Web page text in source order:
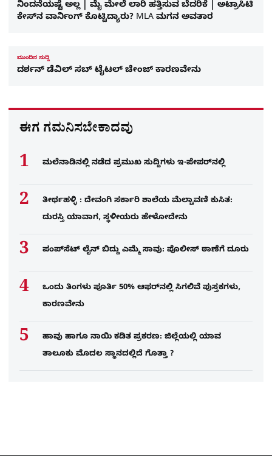
ನಿಂದನೆಯಷ್ಟೆ ಅಲ್ಲ | ಮೈ ಮೇಲೆ ಲಾರಿ ಹತ್ತಿಸುವ ಬೆದರಿಕೆ | ಅಟ್ರಾಸಿಟಿ
ಕೇಸ್‌ನ ವಾರ್ನಿಂಗ್‌ ಕೊಟ್ಟಿದ್ಯಾರು? MLA ಮಗನ ಅವತಾರ
ಮುಂದಿನ ಸುದ್ದಿ
ದರ್ಶನ್ ಡೆವಿಲ್ ಸಬ್ ಟೈಟಲ್ ಚೇಂಜ್ ಕಾರಣವೇನು
ಈಗ ಗಮನಿಸಬೇಕಾದವು
ಮಲೆನಾಡಿನಲ್ಲಿ ನಡೆದ ಪ್ರಮುಖ ಸುದ್ದಿಗಳು ಇ-ಪೇಪರ್​​​​ನಲ್ಲಿ
ತೀರ್ಥಹಳ್ಳಿ : ದೇವಂಗಿ ಸರ್ಕಾರಿ ಶಾಲೆಯ ಮೆಲ್ಚಾವಣಿ ಕುಸಿತ:
ದುರಸ್ತಿ ಯಾವಾಗ, ಸ್ಥಳೀಯರು ಹೇಳೋದೇನು
ಪಂಪ್‌ಸೆಟ್ ಲೈನ್ ಬಿದ್ದು ಎಮ್ಮೆ ಸಾವು: ಪೊಲೀಸ್ ಠಾಣೆಗೆ ದೂರು
ಒಂದು ತಿಂಗಳು ಪೂರ್ತಿ 50% ಆಫರ್​ನಲ್ಲಿ ಸಿಗಲಿವೆ ಪುಸ್ತಕಗಳು,
ಕಾರಣವೇನು
ಹಾವು ಹಾಗೂ ನಾಯಿ ಕಡಿತ ಪ್ರಕರಣ: ಜಿಲ್ಲೆಯಲ್ಲಿ ಯಾವ
ತಾಲೂಕು ಮೊದಲ ಸ್ಥಾನದಲ್ಲಿದೆ ಗೊತ್ತಾ ?